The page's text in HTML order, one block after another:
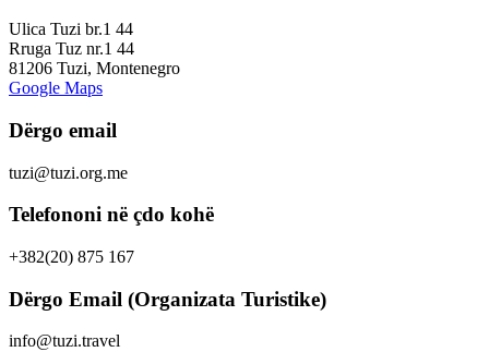
Ulica Tuzi br.1 44
Rruga Tuz nr.1 44
81206 Tuzi, Montenegro
Google Maps
Dërgo email
tuzi@tuzi.org.me
Telefononi në çdo kohë
+382(20) 875 167
Dërgo Email (Organizata Turistike)
info@tuzi.travel